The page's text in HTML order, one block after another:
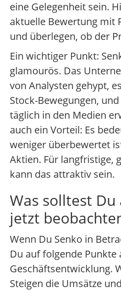
eine Gelegenheit sein.
aktuelle Bewertung mit
und überlegen, ob der
Ein wichtiger Punkt:
glamourös. Das
von Analysten gehypt,
Stock-Bewegungen,
täglich in den Medien
auch ein Vorteil: Es
weniger überbewertet
Aktien. Für langfristige,
kann das attraktiv sein.
Was solltest Du
jetzt
Wenn Du Senko in
Du auf folgende Punkte
Geschäftsentwicklung.
Steigen die Umsätze